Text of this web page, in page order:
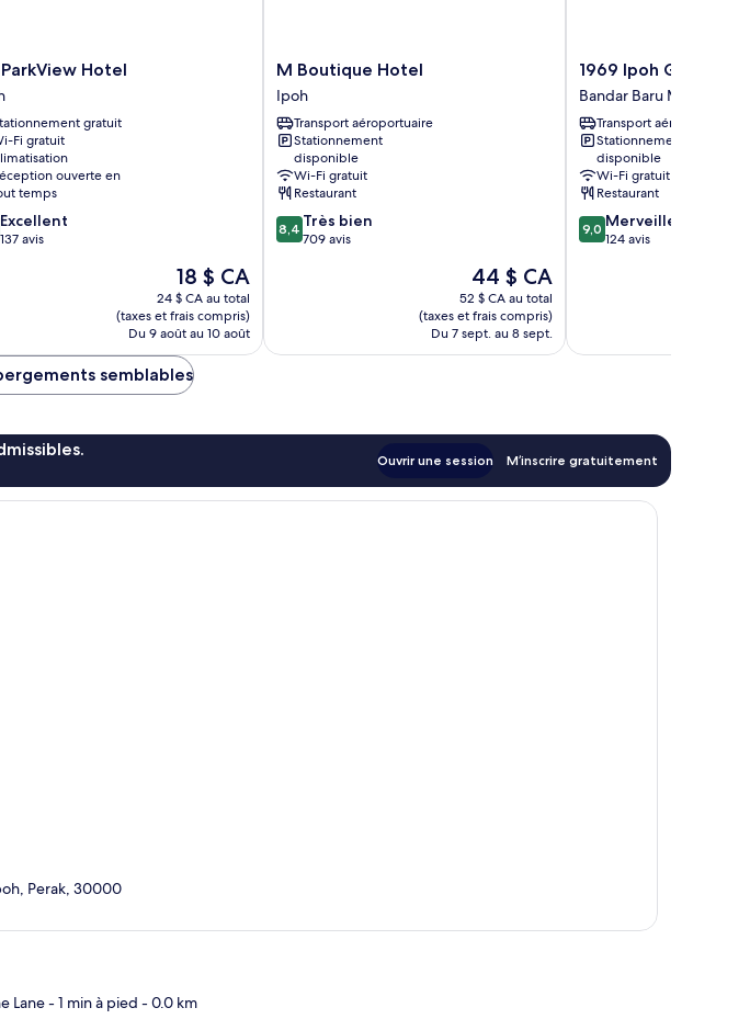
Hotel
gratuit
Fi gratuit
ouverte en
temps
Excellent
137 avis
Le
prix
est
de
18 $ CA
18 $ CA
24 $ CA au total
(taxes et frais compris)
Du 9 août au 10 août
M
Boutique
Hotel
Ipoh
M Boutique Hotel
Ipoh
Transport aéroportuaire
Stationnement
disponible
Wi-Fi gratuit
Restaurant
8.4
sur
8,4 Très bien
709 avis
Le
prix
est
de
44 $ CA
44 $ CA
52 $ CA au total
(taxes et frais compris)
Du 7 sept. au 8 sept.
1969
Ipoh
Garden
Bandar
Baru
Medan
Ipoh
1969 Ipoh Garden
Bandar Baru Medan Ipoh
Transport aéroportuaire
Stationnement
disponible
Wi-Fi gratuit
Restaurant
9.0
sur
9,0 Merveilleux
124 avis
semblables
Ouvrir une session M’inscrire gratuitement
Perak, 30000
Lane- 1 min à pied - 0.0 km